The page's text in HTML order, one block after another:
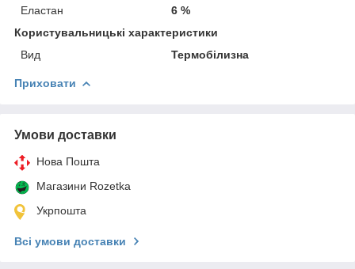
Еластан
6 %
Користувальницькі характеристики
Вид
Термобілизна
Приховати
Умови доставки
Нова Пошта
Магазини Rozetka
Укрпошта
Всі умови доставки